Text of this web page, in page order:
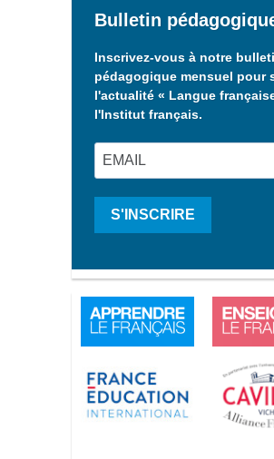
Bulletin
Inscrivez-vous à notre
pédagogique mensuel pour
l'actualité « Langue
l'Institut français.
S'INSCRIRE